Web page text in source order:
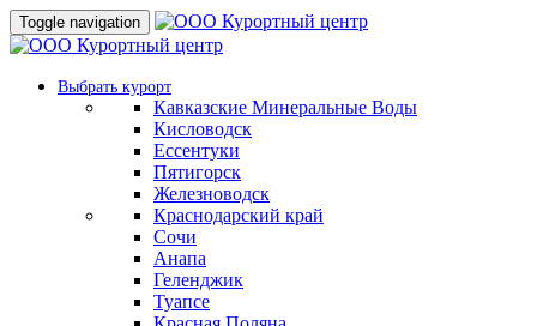
Toggle navigation
Выбрать курорт
Кавказские Минеральные Воды
Кисловодск
Ессентуки
Пятигорск
Железноводск
Краснодарский край
Сочи
Анапа
Геленджик
Туапсе